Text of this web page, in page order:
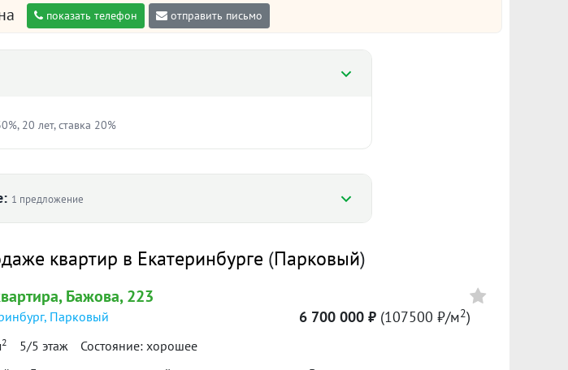
показать телефон отправить письмо
20 лет, ставка 20%
%
лет %
Точную ставку и условия уточняйте в банке.
1 предложение
Срок Цена
12 марта 2026
90 дн.
95500 ₽/м²
квартир в Екатеринбурге (Парковый)
, Бажова, 223
, Парковый
2 5/5 этаж Состояние: хорошее
6 700 000 ₽ (107500 ₽/м2)